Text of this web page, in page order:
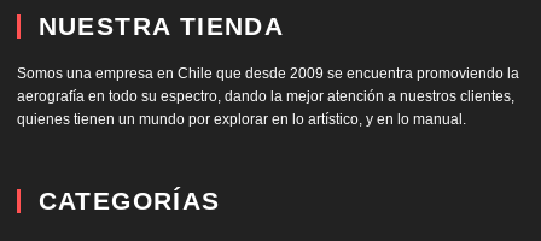
NUESTRA TIENDA
Somos una empresa en Chile que desde 2009 se encuentra promoviendo la
aerografía en todo su espectro, dando la mejor atención a nuestros clientes,
quienes tienen un mundo por explorar en lo artístico, y en lo manual.
CATEGORÍAS